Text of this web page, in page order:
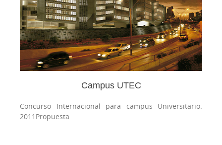
Campus UTEC
Concurso Internacional para campus Universitario.
2011 Propuesta